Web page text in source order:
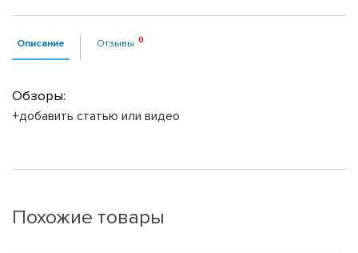
Описание Отзывы
Обзоры:
+добавить статью или видео
Похожие товары